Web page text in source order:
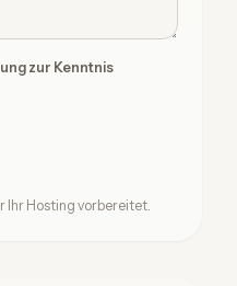
zur Kenntnis
Ihr Hosting vorbereitet.